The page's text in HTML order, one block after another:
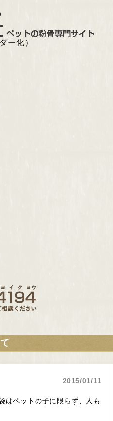
ー化）
2015/01/11
はペットの子に限らず、人も